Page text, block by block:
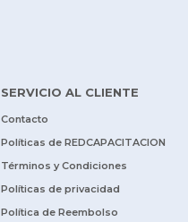
SERVICIO AL CLIENTE
Contacto
Políticas de REDCAPACITACION
Términos y Condiciones
Políticas de privacidad
Política de Reembolso